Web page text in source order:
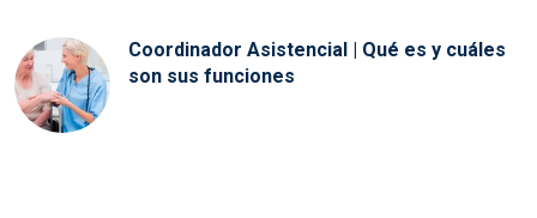
Coordinador Asistencial | Qué es y cuáles
son sus funciones